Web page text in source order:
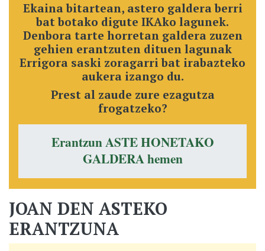
Ekaina bitartean, astero galdera berri
bat botako digute IKAko lagunek.
Denbora tarte horretan galdera zuzen
gehien erantzuten dituen lagunak
Errigora saski zoragarri bat irabazteko
aukera izango du.
Prest al zaude zure ezagutza
frogatzeko?
Erantzun ASTE HONETAKO
GALDERA hemen
JOAN DEN ASTEKO
ERANTZUNA